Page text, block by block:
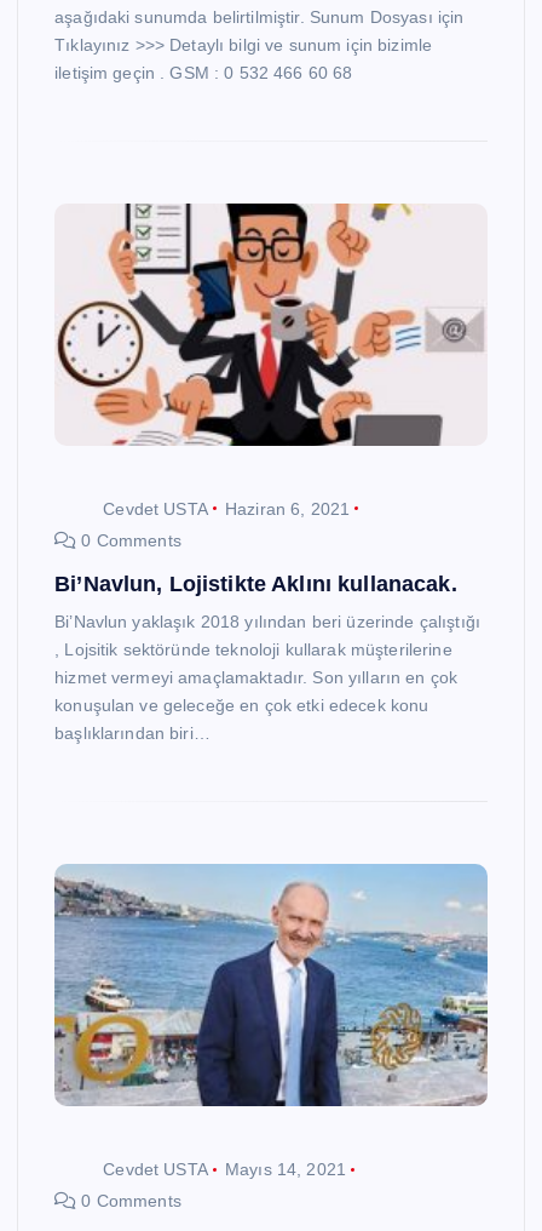
aşağıdaki sunumda belirtilmiştir. Sunum Dosyası için
Tıklayınız >>> Detaylı bilgi ve sunum için bizimle
iletişim geçin . GSM : 0 532 466 60 68
Cevdet USTA
Haziran 6, 2021
0 Comments
Bi’Navlun, Lojistikte Aklını kullanacak.
Bi’Navlun yaklaşık 2018 yılından beri üzerinde çalıştığı
, Lojsitik sektöründe teknoloji kullarak müşterilerine
hizmet vermeyi amaçlamaktadır. Son yılların en çok
konuşulan ve geleceğe en çok etki edecek konu
başlıklarından biri…
Cevdet USTA
Mayıs 14, 2021
0 Comments